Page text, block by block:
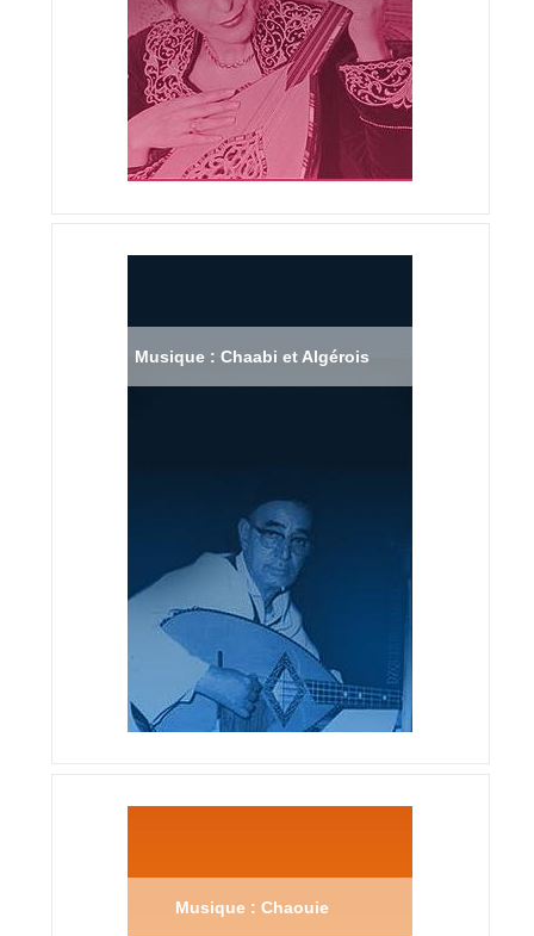
Musique : Chaabi et Algérois
Musique : Chaouie